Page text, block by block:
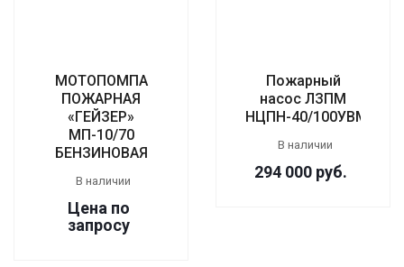
МОТОПОМПА
ПОЖАРНАЯ
«ГЕЙЗЕР»
МП-10/70
БЕНЗИНОВАЯ
В наличии
Цена по
запросу
Пожарный
насос ЛЗПМ
НЦПН-40/100УВМ
В наличии
294 000 руб.